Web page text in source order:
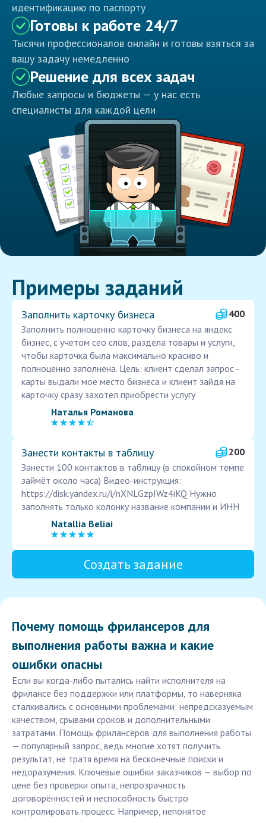
идентификацию по паспорту
Готовы к работе 24/7
Тысячи профессионалов онлайн и готовы взяться за
вашу задачу немедленно
Решение для всех задач
Любые запросы и бюджеты — у нас есть
специалисты для каждой цели
Примеры заданий
Заполнить карточку бизнеса
400
Заполнить полноценно карточку бизнеса на яндекс
бизнес, с учетом сео слов, раздела товары и услуги,
чтобы карточка была максимально красиво и
полноценно заполнена. Цель: клиент сделал запрос -
карты выдали мое место бизнеса и клиент зайдя на
карточку сразу захотел приобрести услугу
Наталья Романова
Занести контакты в таблицу
200
Занести 100 контактов в таблицу (в спокойном темпе
займёт около часа) Видео-инструкция:
https://disk.yandex.ru/i/nXNLGzpIWz4iKQ Нужно
заполнять только колонку название компании и ИНН
Natallia Beliai
Создать задание
Почему помощь фрилансеров для
выполнения работы важна и какие
ошибки опасны
Если вы когда-либо пытались найти исполнителя на
фрилансе без поддержки или платформы, то наверняка
сталкивались с основными проблемами: непредсказуемым
качеством, срывами сроков и дополнительными
затратами. Помощь фрилансеров для выполнения работы
— популярный запрос, ведь многие хотят получить
результат, не тратя время на бесконечные поиски и
недоразумения. Ключевые ошибки заказчиков — выбор по
цене без проверки опыта, непрозрачность
договорённостей и неспособность быстро
контролировать процесс. Например, непонятое